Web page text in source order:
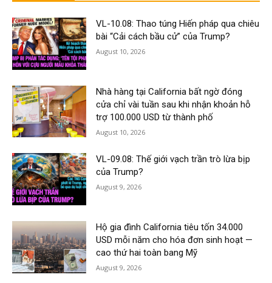
VL-10.08: Thao túng Hiến pháp qua chiêu
bài “Cải cách bầu cử” của Trump?
August 10, 2026
Nhà hàng tại California bất ngờ đóng
cửa chỉ vài tuần sau khi nhận khoản hỗ
trợ 100.000 USD từ thành phố
August 10, 2026
VL-09.08: Thế giới vạch trần trò lừa bịp
của Trump?
August 9, 2026
Hộ gia đình California tiêu tốn 34.000
USD mỗi năm cho hóa đơn sinh hoạt —
cao thứ hai toàn bang Mỹ
August 9, 2026